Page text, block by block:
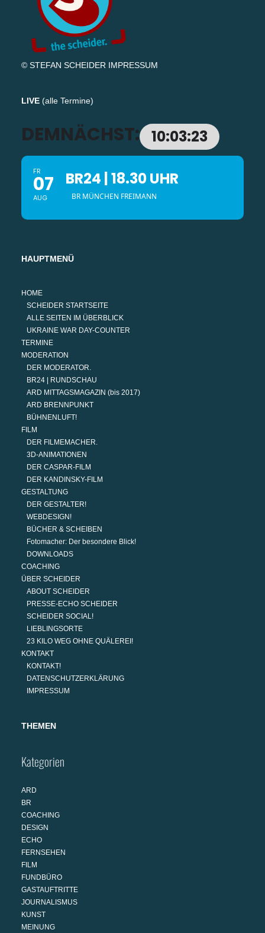
© STEFAN SCHEIDER IMPRESSUM
LIVE (alle Termine)
DEMNÄCHST: 10:03:22
FR
07
AUG
BR24 | 18.30 UHR
BR MÜNCHEN FREIMANN
HAUPTMENÜ
HOME
SCHEIDER STARTSEITE
ALLE SEITEN IM ÜBERBLICK
UKRAINE WAR DAY-COUNTER
TERMINE
MODERATION
DER MODERATOR.
BR24 | RUNDSCHAU
ARD MITTAGSMAGAZIN (bis 2017)
ARD BRENNPUNKT
BÜHNENLUFT!
FILM
DER FILMEMACHER.
3D-ANIMATIONEN
DER CASPAR-FILM
DER KANDINSKY-FILM
GESTALTUNG
DER GESTALTER!
WEBDESIGN!
BÜCHER & SCHEIBEN
Fotomacher: Der besondere Blick!
DOWNLOADS
COACHING
ÜBER SCHEIDER
ABOUT SCHEIDER
PRESSE-ECHO SCHEIDER
SCHEIDER SOCIAL!
LIEBLINGSORTE
23 KILO WEG OHNE QUÄLEREI!
KONTAKT
KONTAKT!
DATENSCHUTZERKLÄRUNG
IMPRESSUM
THEMEN
Kategorien
ARD
BR
COACHING
DESIGN
ECHO
FERNSEHEN
FILM
FUNDBÜRO
GASTAUFTRITTE
JOURNALISMUS
KUNST
MEINUNG